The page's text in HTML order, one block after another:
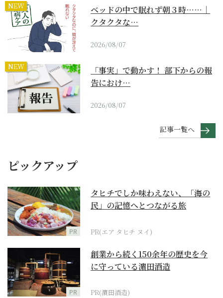
NEW
ベッドの中で眠れず朝３時……｜
クタクタな…
2026/08/07
NEW
「事実」で動かす！ 部下からの報
告におけ…
2026/08/07
記事一覧へ
ピックアップ
PR
タヒチでしか味わえない、「海の
民」の記憶へとつながる旅
PR(エア タヒチ ヌイ)
PR
創業から続く150余年の歴史を今
に守っている濵田酒造
PR(濵田酒造)